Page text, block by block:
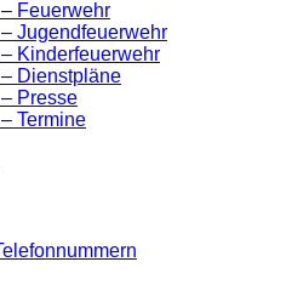
Feuerwehr
Jugendfeuerwehr
Kinderfeuerwehr
Dienstpläne
Presse
Termine